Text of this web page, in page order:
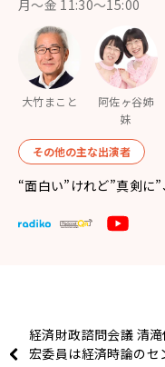
月〜金 11:30～15:00
大竹まこと
阿佐ヶ谷姉
妹
その他の主な出演者
“面白い”けれど”真剣に
経済財政諮問会議 清滝
宏委員は経済時論のセ